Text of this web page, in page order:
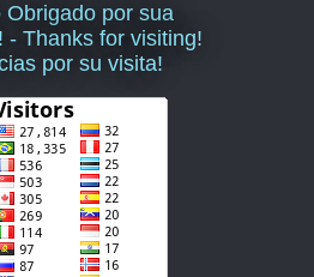
Obrigado por sua
- Thanks for visiting!
por su visita!